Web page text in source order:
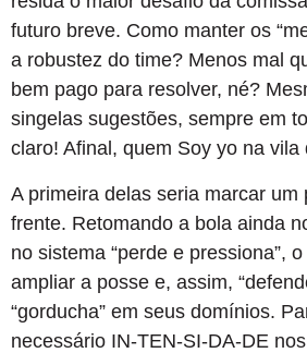
futuro breve. Como manter os
a robustez do time? Menos mal
bem pago para resolver, né?
singelas sugestões, sempre em
claro! Afinal, quem Soy yo na vila
A primeira delas seria marcar um
frente. Retomando a bola ainda
no sistema “perde e pressiona”,
ampliar a posse e, assim,
“gorducha” em seus domínios.
necessário IN-TEN-SI-DA-DE